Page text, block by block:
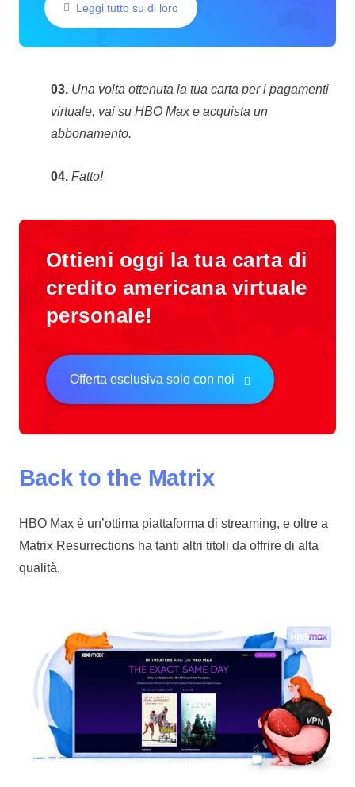
Leggi tutto su di loro
03. Una volta ottenuta la tua carta per i pagamenti
virtuale, vai su HBO Max e acquista un
abbonamento.
04. Fatto!
Ottieni oggi la tua carta di
credito americana virtuale
personale!
Offerta esclusiva solo con noi
Back to the Matrix
HBO Max è un’ottima piattaforma di streaming, e oltre a
Matrix Resurrections ha tanti altri titoli da offrire di alta
qualità.